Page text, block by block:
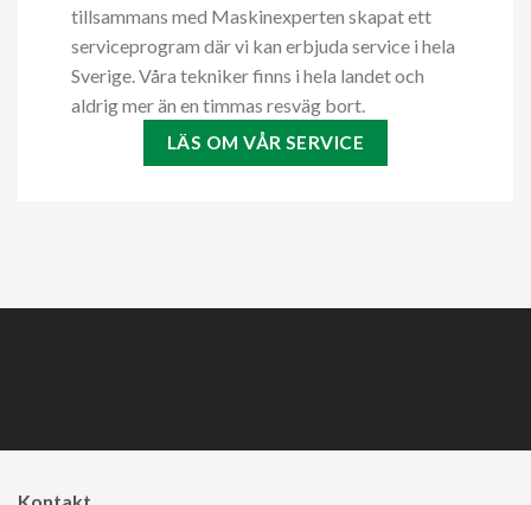
tillsammans med Maskinexperten skapat ett
serviceprogram där vi kan erbjuda service i hela
Sverige. Våra tekniker finns i hela landet och
aldrig mer än en timmas resväg bort.
LÄS OM VÅR SERVICE